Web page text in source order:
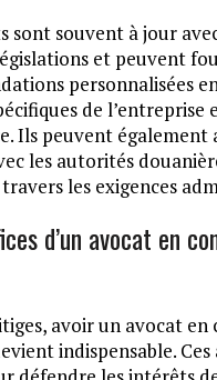
sont souvent à jour
et peuvent
personnalisées
de l’entreprise
Ils peuvent également
les autorités
les exigences
d’un avocat en
avoir un avocat
indispensable.